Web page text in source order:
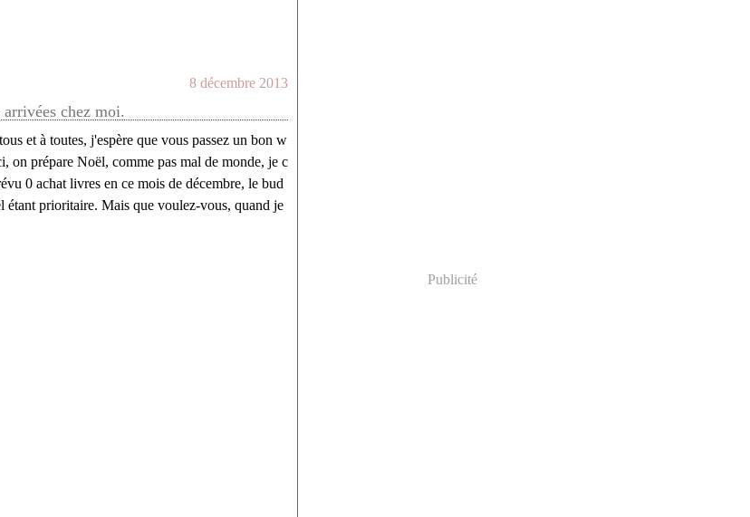
8 décembre 2013
chez moi.
et à toutes, j'espère que vous passez un bon w
on prépare Noël, comme pas mal de monde, je c
0 achat livres en ce mois de décembre, le bud
étant prioritaire. Mais que voulez-vous, quand je
Publicité